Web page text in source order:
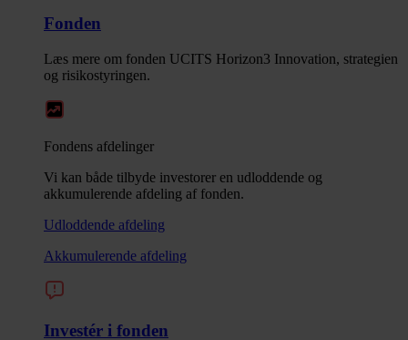
Fonden
Læs mere om fonden UCITS Horizon3 Innovation, strategien
og risikostyringen.
Fondens afdelinger
Vi kan både tilbyde investorer en udloddende og
akkumulerende afdeling af fonden.
Udloddende afdeling
Akkumulerende afdeling
Investér i fonden